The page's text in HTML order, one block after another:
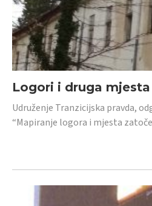
Logori i druga
Udruženje Tranzicijska pravda,
“Mapiranje logora i mjesta